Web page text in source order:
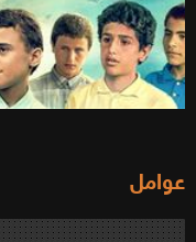
عوامل